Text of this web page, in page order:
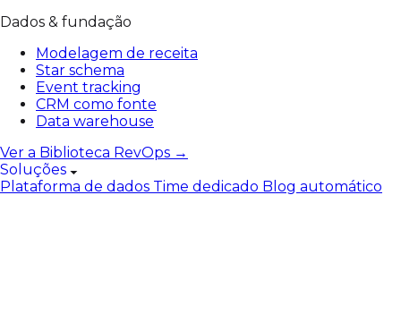
Dados & fundação
Modelagem de receita
Star schema
Event tracking
CRM como fonte
Data warehouse
Ver a Biblioteca RevOps →
Soluções
Plataforma de dados Time dedicado Blog automático